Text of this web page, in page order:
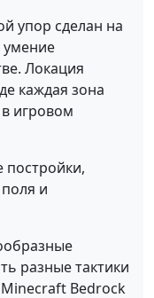
упор сделан на
умение
Локация
каждая зона
игровом
и
разные тактики
Bedrock